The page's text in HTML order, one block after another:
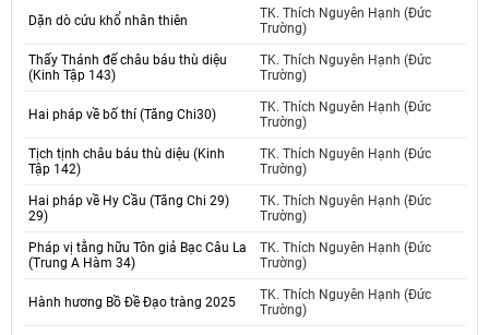
Dặn dò cứu khổ nhân thiên
TK. Thích Nguyên Hạnh (Đức
Trường)
Thấy Thánh đế châu báu thù diệu
(Kinh Tập 143)
TK. Thích Nguyên Hạnh (Đức
Trường)
Hai pháp về bố thí (Tăng Chi30)
TK. Thích Nguyên Hạnh (Đức
Trường)
Tịch tịnh châu báu thù diệu (Kinh
Tập 142)
TK. Thích Nguyên Hạnh (Đức
Trường)
Hai pháp về Hy Cầu (Tăng Chi 29)
29)
TK. Thích Nguyên Hạnh (Đức
Trường)
Pháp vị tằng hữu Tôn giả Bạc Câu La
(Trung A Hàm 34)
TK. Thích Nguyên Hạnh (Đức
Trường)
Hành hương Bồ Đề Đạo tràng 2025
TK. Thích Nguyên Hạnh (Đức
Trường)